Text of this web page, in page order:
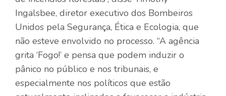
Ingalsbee, diretor executivo dos Bombeiros
Unidos pela Segurança, Ética e Ecologia, que
não esteve envolvido no processo. “A agência
grita ‘Fogo!’ e pensa que podem induzir o
pânico no público e nos tribunais, e
especialmente nos políticos que estão